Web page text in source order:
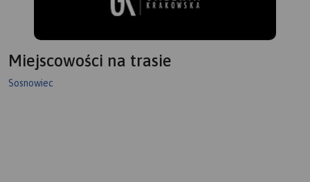
Miejscowości na trasie
Sosnowiec